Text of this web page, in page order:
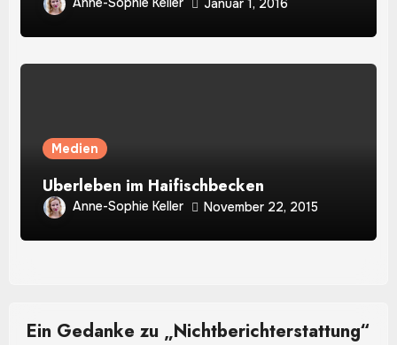
Januar 1, 2016
Medien
Überleben im Haifischbecken
Anne-Sophie Keller November 22, 2015
Ein Gedanke zu „Nichtberichterstattung“